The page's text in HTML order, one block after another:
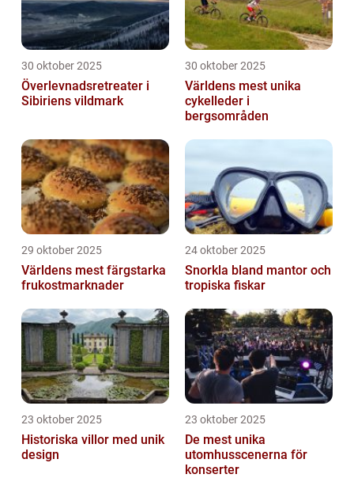
30 oktober 2025
Överlevnadsretreater i
Sibiriens vildmark
30 oktober 2025
Världens mest unika
cykelleder i
bergsområden
29 oktober 2025
Världens mest färgstarka
frukostmarknader
24 oktober 2025
Snorkla bland mantor och
tropiska fiskar
23 oktober 2025
Historiska villor med unik
design
23 oktober 2025
De mest unika
utomhusscenerna för
konserter